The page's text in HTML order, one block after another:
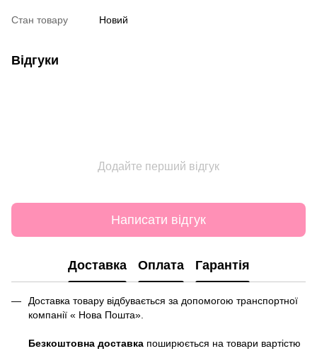
Стан товару Новий
Відгуки
Додайте перший відгук
Написати відгук
Доставка Оплата Гарантія
Доставка товару відбувається за допомогою транспортної
компанії « Нова Пошта».
Безкоштовна доставка поширюється на товари вартістю